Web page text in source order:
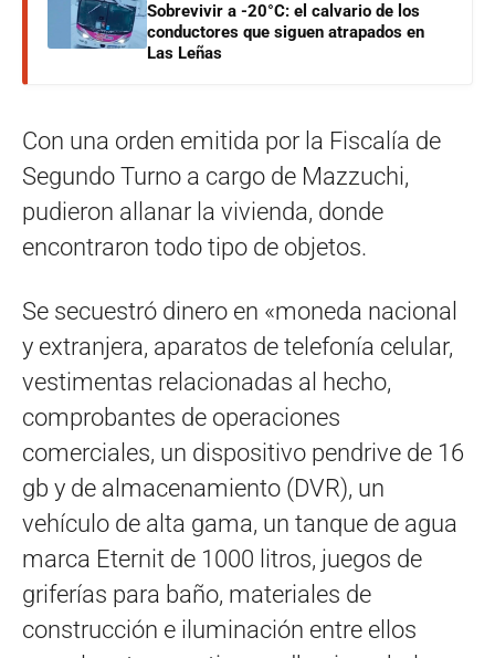
Sobrevivir a -20°C: el calvario de los
conductores que siguen atrapados en
Las Leñas
Con una orden emitida por la Fiscalía de
Segundo Turno a cargo de Mazzuchi,
pudieron allanar la vivienda, donde
encontraron todo tipo de objetos.
Se secuestró dinero en «moneda nacional
y extranjera, aparatos de telefonía celular,
vestimentas relacionadas al hecho,
comprobantes de operaciones
comerciales, un dispositivo pendrive de 16
gb y de almacenamiento (DVR), un
vehículo de alta gama, un tanque de agua
marca Eternit de 1000 litros, juegos de
griferías para baño, materiales de
construcción e iluminación entre ellos